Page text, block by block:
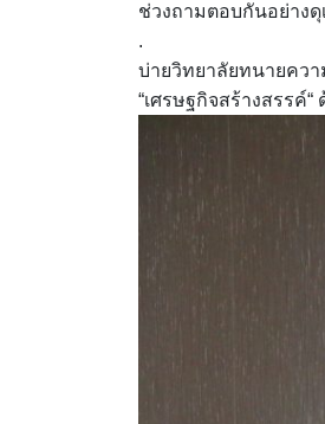
ช่วงถามตอบกันอย่างดุ
.
บ่ายวิทยาลัยทนายคว
“เศรษฐกิจสร้างสรรค์